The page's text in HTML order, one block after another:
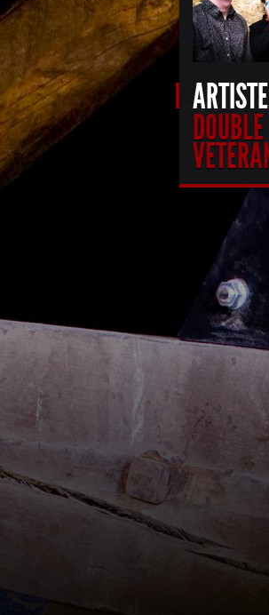
DOUBLE